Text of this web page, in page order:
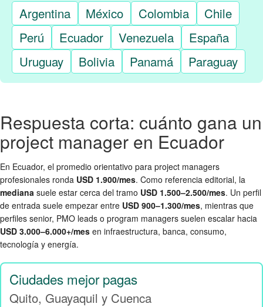
Argentina México Colombia
Chile
Perú
Ecuador Venezuela
España
Uruguay
Bolivia Panamá Paraguay
Respuesta corta: cuánto gana un
project manager en Ecuador
En Ecuador, el promedio orientativo para project managers
profesionales ronda USD 1.900/mes. Como referencia editorial, la
mediana suele estar cerca del tramo USD 1.500–2.500/mes. Un perfil
de entrada suele empezar entre USD 900–1.300/mes, mientras que
perfiles senior, PMO leads o program managers suelen escalar hacia
USD 3.000–6.000+/mes en infraestructura, banca, consumo,
tecnología y energía.
Ciudades mejor pagas
Quito, Guayaquil y Cuenca